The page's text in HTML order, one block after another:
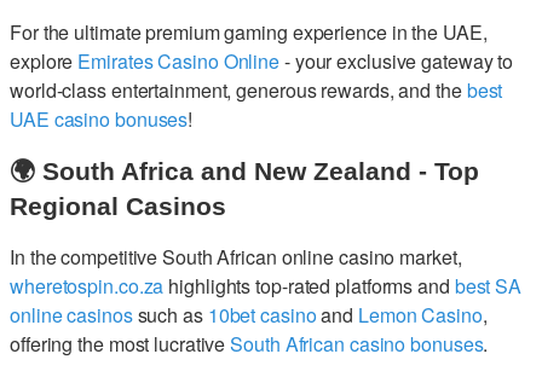
For the ultimate premium gaming experience in the UAE,
explore Emirates Casino Online- your exclusive gateway to
world-class entertainment, generous rewards, and thebest
UAE casino bonuses!
🌍 South Africa and New Zealand - Top
Regional Casinos
In the competitive South African online casino market,
wheretospin.co.za highlights top-rated platforms and best SA
online casinossuch as 10bet casinoand Lemon Casino,
offering the most lucrativeSouth African casino bonuses.